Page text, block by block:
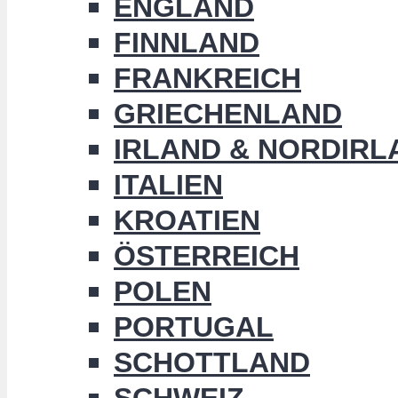
ENGLAND
FINNLAND
FRANKREICH
GRIECHENLAND
IRLAND &
ITALIEN
KROATIEN
ÖSTERREICH
POLEN
PORTUGAL
SCHOTTLAND